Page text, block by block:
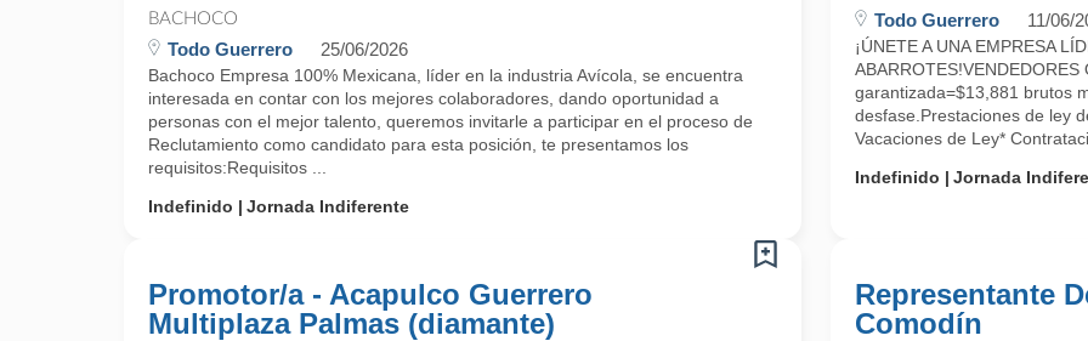
BACHOCO
Todo Guerrero 25/06/2026
Bachoco Empresa 100% Mexicana, líder en la industria Avícola, se encuentra
interesada en contar con los mejores colaboradores, dando oportunidad a
personas con el mejor talento, queremos invitarle a participar en el proceso de
Reclutamiento como candidato para esta posición, te presentamos los
requisitos:Requisitos ...
Indefinido
Jornada Indiferente
Todo Guerrero 11/06/
¡ÚNETE A UNA EMPRESA
garantizada=$13,881 brutos
desfase.Prestaciones de ley
Vacaciones de Ley*
Indefinido
Jornada
Promotor/a - Acapulco Guerrero
Multiplaza Palmas (diamante)
Representante
Comodín